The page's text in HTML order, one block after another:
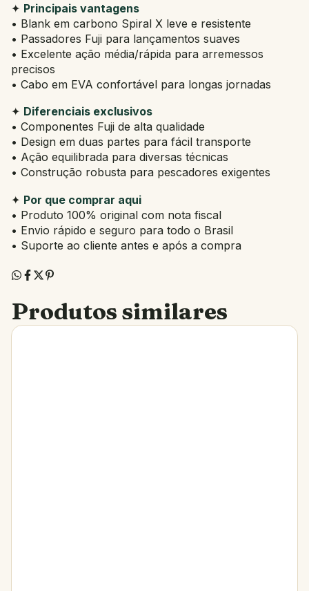
✦ Principais vantagens
• Blank em carbono Spiral X leve e resistente
• Passadores Fuji para lançamentos suaves
• Excelente ação média/rápida para arremessos
precisos
• Cabo em EVA confortável para longas jornadas
✦ Diferenciais exclusivos
• Componentes Fuji de alta qualidade
• Design em duas partes para fácil transporte
• Ação equilibrada para diversas técnicas
• Construção robusta para pescadores exigentes
✦ Por que comprar aqui
• Produto 100% original com nota fiscal
• Envio rápido e seguro para todo o Brasil
• Suporte ao cliente antes e após a compra
Produtos similares